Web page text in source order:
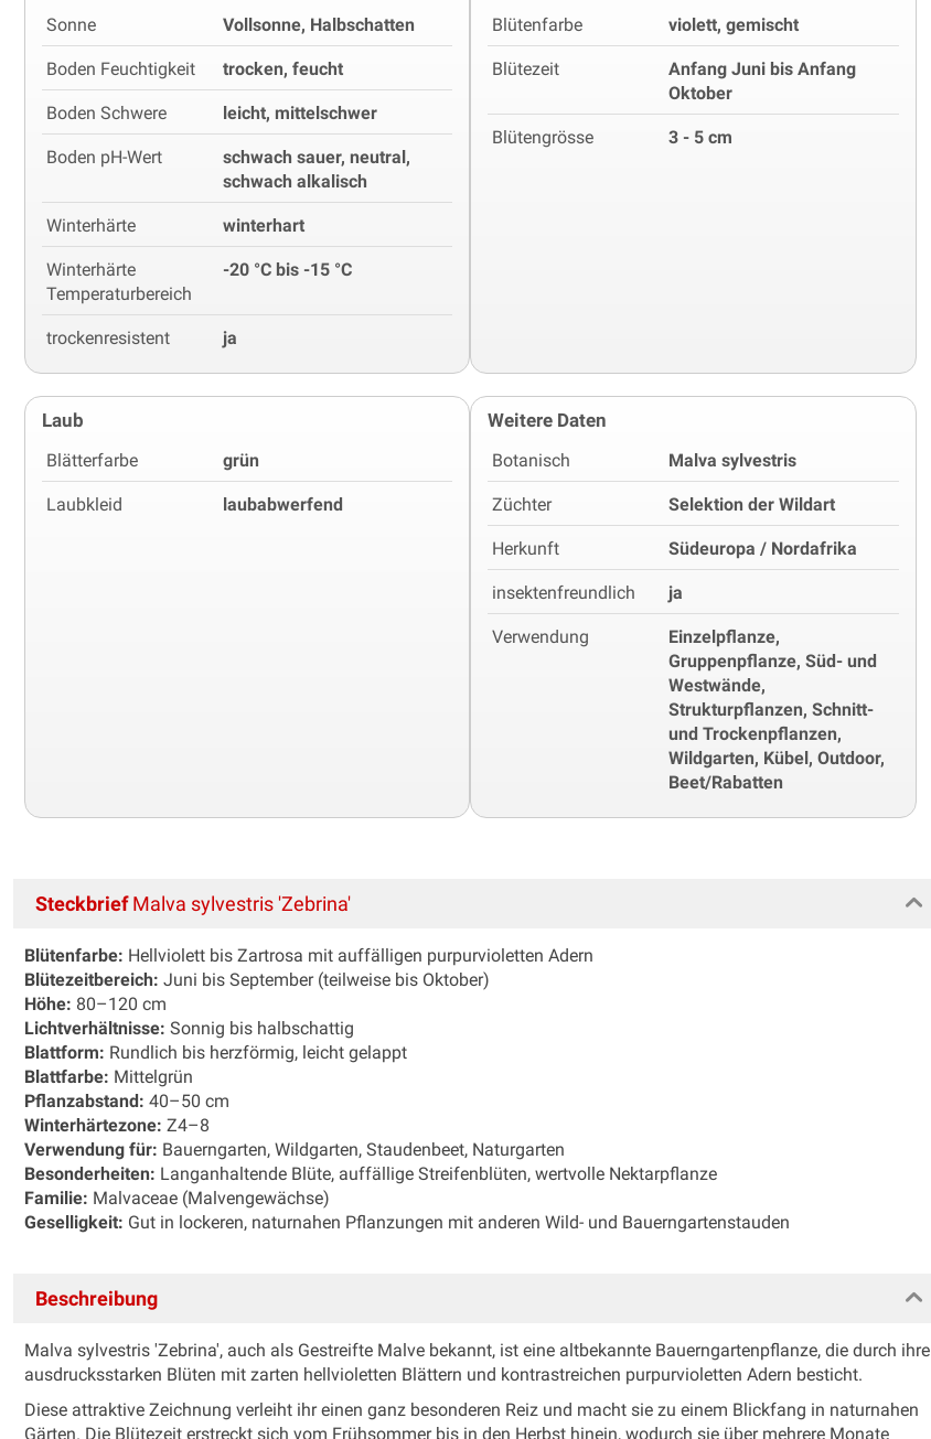
Sonne Vollsonne, Halbschatten
Boden Feuchtigkeit trocken, feucht
Boden Schwere leicht, mittelschwer
Boden pH-Wert
schwach sauer, neutral,
schwach alkalisch
Winterhärte winterhart
Winterhärte
Temperaturbereich
-20 °C bis -15 °C
trockenresistent ja
Blütenfarbe violett, gemischt
Blütezeit
Anfang Juni bis Anfang
Oktober
Blütengrösse 3 - 5 cm
Laub
Blätterfarbe grün
Laubkleid laubabwerfend
Weitere Daten
Botanisch Malva sylvestris
Züchter Selektion der Wildart
Herkunft Südeuropa / Nordafrika
insektenfreundlich ja
Verwendung
Einzelpflanze,
Gruppenpflanze, Süd- und
Westwände,
Strukturpflanzen, Schnitt-
und Trockenpflanzen,
Wildgarten, Kübel, Outdoor,
Beet/Rabatten
SteckbriefMalva sylvestris 'Zebrina'
Blütenfarbe: Hellviolett bis Zartrosa mit auffälligen purpurvioletten Adern
Blütezeitbereich: Juni bis September (teilweise bis Oktober)
Höhe: 80–120 cm
Lichtverhältnisse: Sonnig bis halbschattig
Blattform: Rundlich bis herzförmig, leicht gelappt
Blattfarbe: Mittelgrün
Pflanzabstand: 40–50 cm
Winterhärtezone: Z4–8
Verwendung für: Bauerngarten, Wildgarten, Staudenbeet, Naturgarten
Besonderheiten: Langanhaltende Blüte, auffällige Streifenblüten, wertvolle Nektarpflanze
Familie: Malvaceae (Malvengewächse)
Geselligkeit: Gut in lockeren, naturnahen Pflanzungen mit anderen Wild- und Bauerngartenstauden
Beschreibung
Malva sylvestris 'Zebrina', auch als Gestreifte Malve bekannt, ist eine altbekannte Bauerngartenpflanze, die durch ihre
ausdrucksstarken Blüten mit zarten hellvioletten Blättern und kontrastreichen purpurvioletten Adern besticht.
Diese attraktive Zeichnung verleiht ihr einen ganz besonderen Reiz und macht sie zu einem Blickfang in naturnahen
Gärten. Die Blütezeit erstreckt sich vom Frühsommer bis in den Herbst hinein, wodurch sie über mehrere Monate